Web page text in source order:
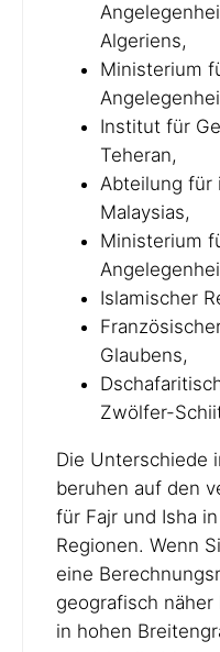
Algeriens,
Ministerium
Institut für
Teheran,
Abteilung für
Malaysias,
Ministerium
Islamischer
Glaubens,
Zwölfer-
Die Unterschiede
beruhen auf den
für Fajr und Isha
Regionen. Wenn
eine
geografisch
in hohen